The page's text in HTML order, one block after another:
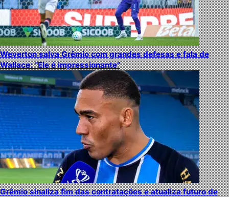
Weverton salva Grêmio com grandes defesas e fala de
Wallace: “Ele é impressionante”
Grêmio sinaliza fim das contratações e atualiza futuro de